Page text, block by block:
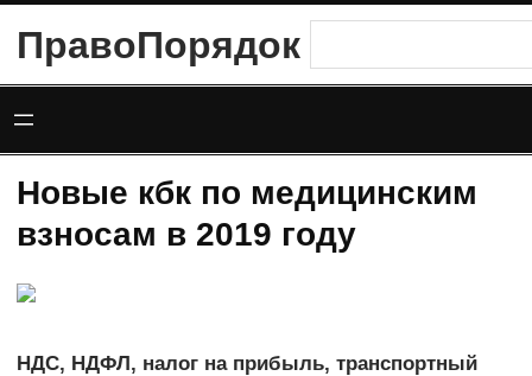
содержимому
ПравоПорядок
Новые кбк по медицинским
взносам в 2019 году
НДС, НДФЛ, налог на прибыль, транспортный